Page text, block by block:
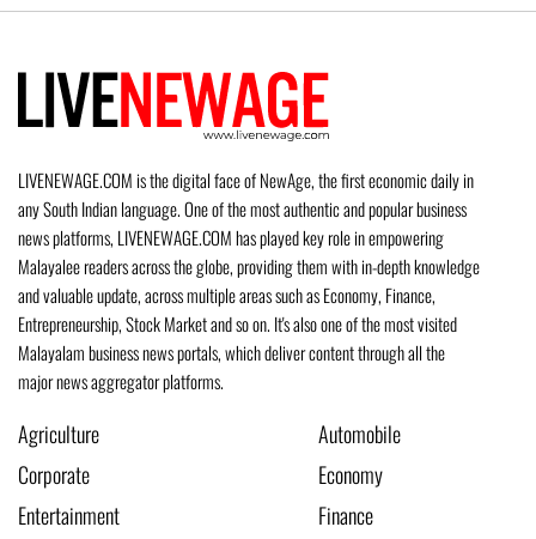
LIVENEWAGE.COM is the digital face of NewAge, the first economic daily in
any South Indian language. One of the most authentic and popular business
news platforms, LIVENEWAGE.COM has played key role in empowering
Malayalee readers across the globe, providing them with in-depth knowledge
and valuable update, across multiple areas such as Economy, Finance,
Entrepreneurship, Stock Market and so on. It's also one of the most visited
Malayalam business news portals, which deliver content through all the
major news aggregator platforms.
Agriculture
Automobile
Corporate
Economy
Entertainment
Finance